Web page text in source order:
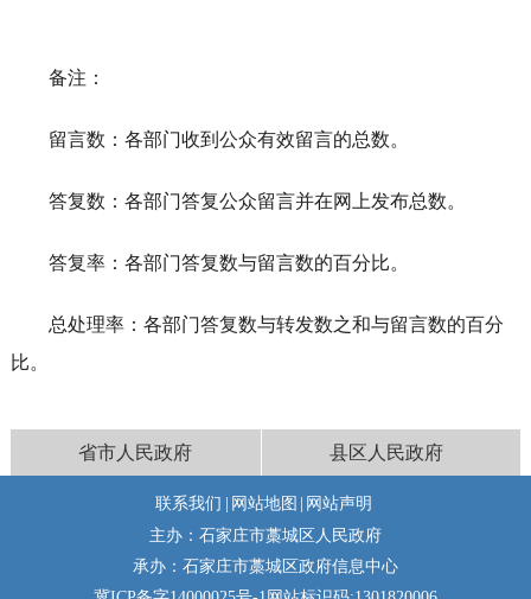
备注：
留言数：各部门收到公众有效留言的总数。
答复数：各部门答复公众留言并在网上发布总数。
答复率：各部门答复数与留言数的百分比。
总处理率：各部门答复数与转发数之和与留言数的百分
比。
省市人民政府 县区人民政府
联系我们 | 网站地图 | 网站声明
主办：石家庄市藁城区人民政府
承办：石家庄市藁城区政府信息中心